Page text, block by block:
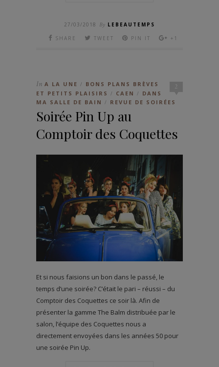
27/03/2018 By LEBEAUTEMPS
SHARE
TWEET PIN IT +1
2
In A LA UNE /
BONS PLANS BRÈVES
ET PETITS PLAISIRS / CAEN /
DANS
MA SALLE DE BAIN / REVUE DE SOIRÉES
Soirée Pin Up au
Comptoir des Coquettes
Et si nous faisions un bon dans le passé, le
temps d’une soirée? C’était le pari – réussi – du
Comptoir des Coquettes ce soir là. Afin de
présenter la gamme The Balm distribuée par le
salon, l’équipe des Coquettes nous a
directement envoyées dans les années 50 pour
une soirée Pin Up.